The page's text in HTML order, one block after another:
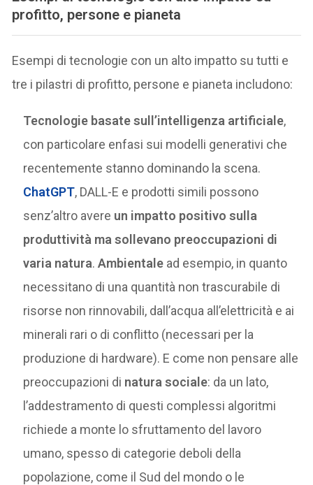
profitto, persone e pianeta
Esempi di tecnologie con un alto impatto su tutti e
tre i pilastri di profitto, persone e pianeta includono:
Tecnologie basate sull’intelligenza artificiale,
con particolare enfasi sui modelli generativi che
recentemente stanno dominando la scena.
ChatGPT, DALL-E e prodotti simili possono
senz’altro avere un impatto positivo sulla
produttività ma sollevano preoccupazioni di
varia natura.Ambientale ad esempio, in quanto
necessitano di una quantità non trascurabile di
risorse non rinnovabili, dall’acqua all’elettricità e ai
minerali rari o di conflitto (necessari per la
produzione di hardware). E come non pensare alle
preoccupazioni di natura sociale: da un lato,
l’addestramento di questi complessi algoritmi
richiede a monte lo sfruttamento del lavoro
umano, spesso di categorie deboli della
popolazione, come il Sud del mondo o le